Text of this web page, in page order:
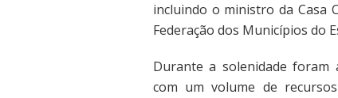
incluindo o ministro da Casa
Federação dos Municípios do
Durante a solenidade foram
com um volume de